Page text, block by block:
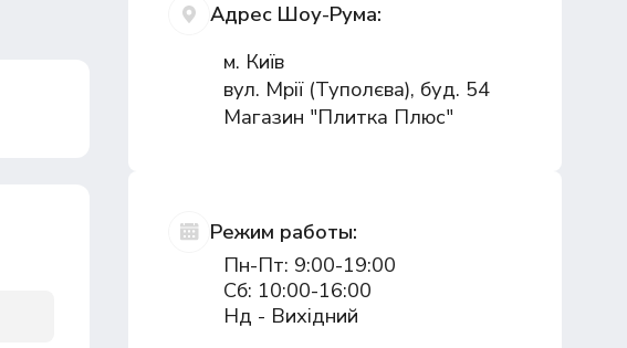
Адрес Шоу-Рума:
м. Київ
вул. Мрії (Туполєва), буд. 54
Магазин "Плитка Плюс"
Режим работы:
Пн-Пт: 9:00-19:00
Сб: 10:00-16:00
Нд - Вихідний